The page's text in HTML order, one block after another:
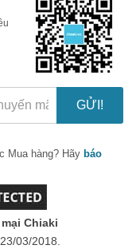
GỬI!
Mua hàng? Hãy báo
Chiaki
03/2018.
Cho Bạn
hàng nào.